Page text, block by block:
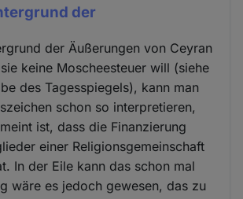
der
der Äußerungen von Ceyran
keine Moscheesteuer will (siehe
des Tagesspiegels), kann man
schon so interpretieren,
ist, dass die Finanzierung
einer Religionsgemeinschaft
In der Eile kann das schon mal
wäre es jedoch gewesen, das zu